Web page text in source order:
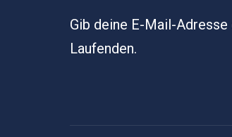
Gib deine E-Mail-
Laufenden.